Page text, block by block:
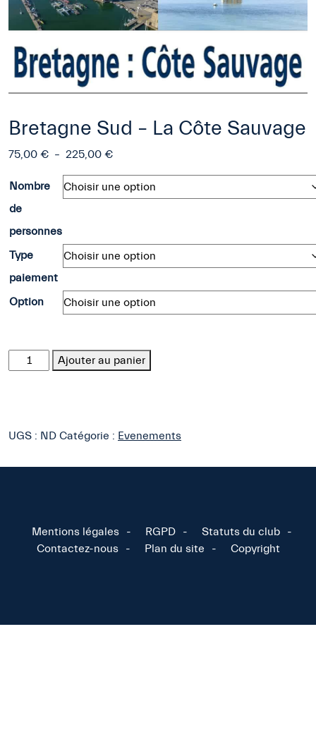
Bretagne Sud – La Côte Sauvage
75,00 € – 225,00 €Plage
prix :
Nombre
de
personnes
Type
paiement
Option
quantité
de
La
Ajouter au panier
UGS : ND Catégorie : Evenements
Mentions légales RGPD
Statuts du club
Contactez-nous
Plan du site Copyright